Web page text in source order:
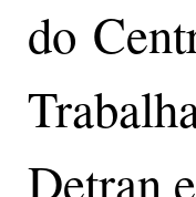
do
Detran